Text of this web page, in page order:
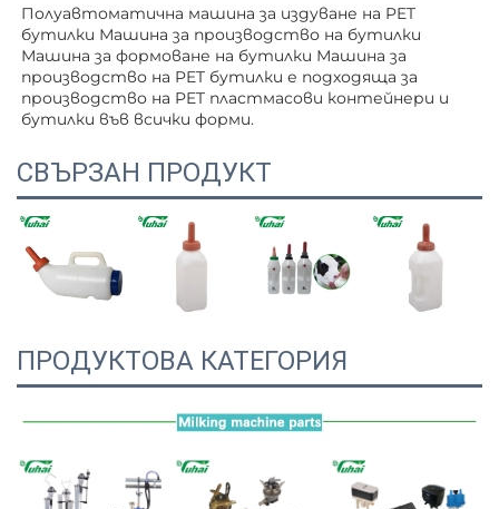
Полуавтоматична машина за издуване на PET
бутилки Машина за производство на бутилки
Машина за формоване на бутилки Машина за
производство на PET бутилки е подходяща за
производство на PET пластмасови контейнери и
бутилки във всички форми.
СВЪРЗАН ПРОДУКТ
ПРОДУКТОВА КАТЕГОРИЯ